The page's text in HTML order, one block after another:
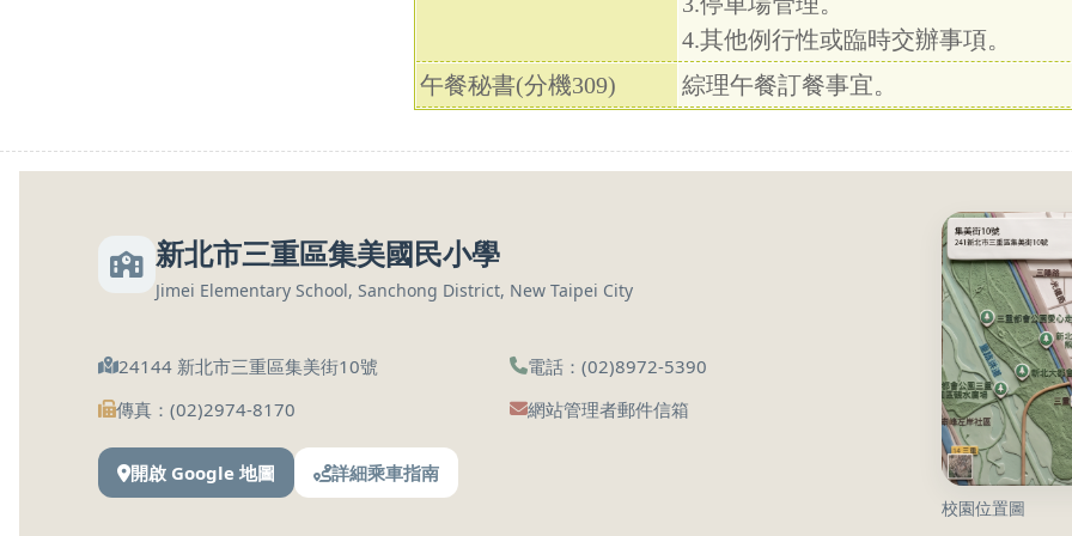
4.其他例行性或臨時交辦事項。
午餐秘書(分機309)
綜理午餐訂餐事宜。
新北市三重區集美國民小學
Jimei Elementary School, Sanchong District, New Taipei City
24144 新北市三重區集美街10號
電話：(02)8972-5390
傳真：(02)2974-8170
網站管理者郵件信箱
開啟 Google 地圖 詳細乘車指南
校園位置圖